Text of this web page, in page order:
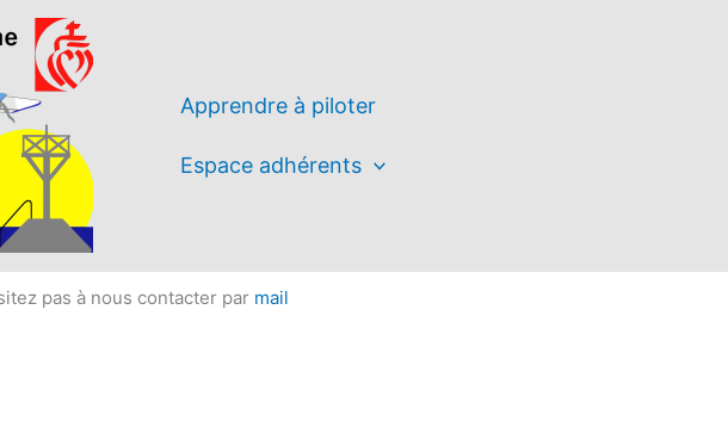
Apprendre à piloter
Espace adhérents
pas à nous contacter par mail